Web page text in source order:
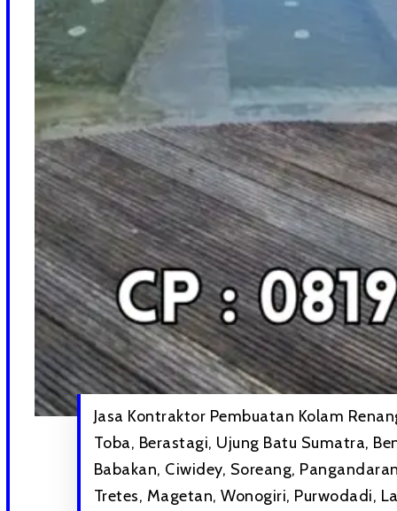
Jasa Kontraktor Pembuatan Kolam
Toba, Berastagi, Ujung Batu Sumatra,
Babakan, Ciwidey, Soreang,
Tretes, Magetan, Wonogiri, Purwodadi,